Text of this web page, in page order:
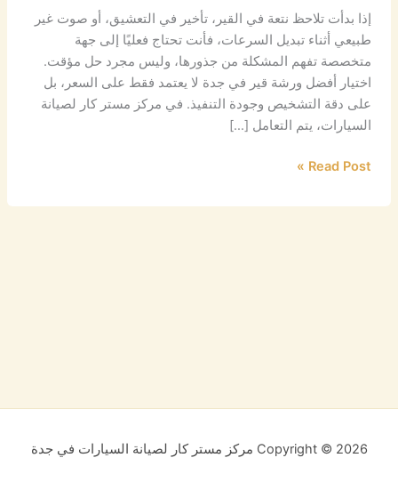
إذا بدأت تلاحظ نتعة في القير، تأخير في التعشيق، أو صوت غير
طبيعي أثناء تبديل السرعات، فأنت تحتاج فعليًا إلى جهة
متخصصة تفهم المشكلة من جذورها، وليس مجرد حل مؤقت.
اختيار أفضل ورشة قير في جدة لا يعتمد فقط على السعر، بل
على دقة التشخيص وجودة التنفيذ. في مركز مستر كار لصيانة
السيارات، يتم التعامل […]
Read Post »
Copyright © 2026 مركز مستر كار لصيانة السيارات في جدة